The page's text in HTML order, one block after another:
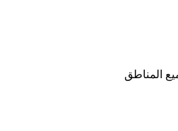
المناطق